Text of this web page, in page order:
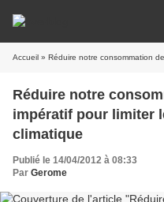
Accueil » Réduire notre consommation de
Réduire notre
impératif pour limiter
climatique
Publié le 14/04/2012 à 08:33
Par Gerome